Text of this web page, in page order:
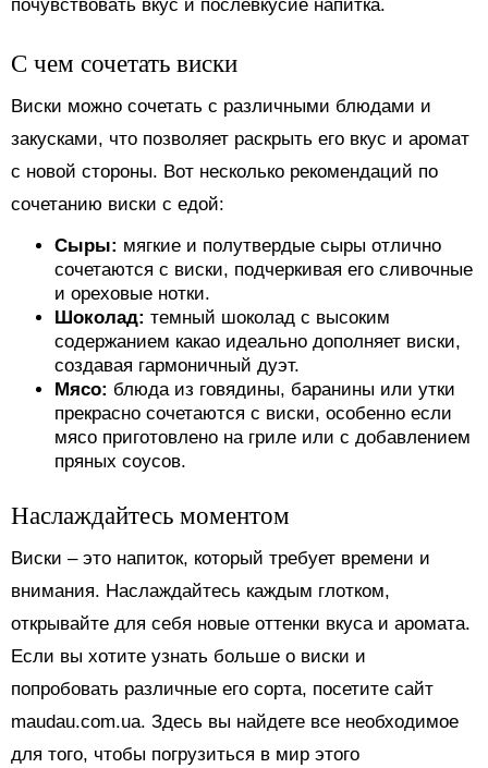
почувствовать вкус и послевкусие напитка.
С чем сочетать виски
Виски можно сочетать с различными блюдами и
закусками, что позволяет раскрыть его вкус и аромат
с новой стороны. Вот несколько рекомендаций по
сочетанию виски с едой:
Сыры: мягкие и полутвердые сыры отлично
сочетаются с виски, подчеркивая его сливочные
и ореховые нотки.
Шоколад: темный шоколад с высоким
содержанием какао идеально дополняет виски,
создавая гармоничный дуэт.
Мясо: блюда из говядины, баранины или утки
прекрасно сочетаются с виски, особенно если
мясо приготовлено на гриле или с добавлением
пряных соусов.
Наслаждайтесь моментом
Виски – это напиток, который требует времени и
внимания. Наслаждайтесь каждым глотком,
открывайте для себя новые оттенки вкуса и аромата.
Если вы хотите узнать больше о виски и
попробовать различные его сорта, посетите сайт
maudau.com.ua. Здесь вы найдете все необходимое
для того, чтобы погрузиться в мир этого